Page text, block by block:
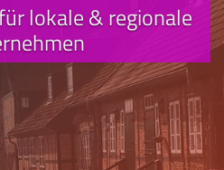
lokale & regionale